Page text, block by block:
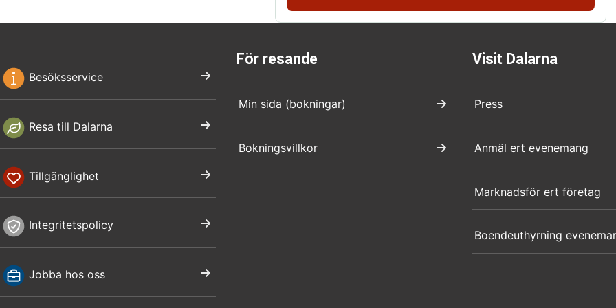
Besöksservice
Resa till Dalarna
Tillgänglighet
Integritetspolicy
Jobba hos oss
För resande
Min sida (bokningar)
Bokningsvillkor
Visit Dalarna
Press
Anmäl ert evenemang
Marknadsför ert företag
Boendeuthyrning